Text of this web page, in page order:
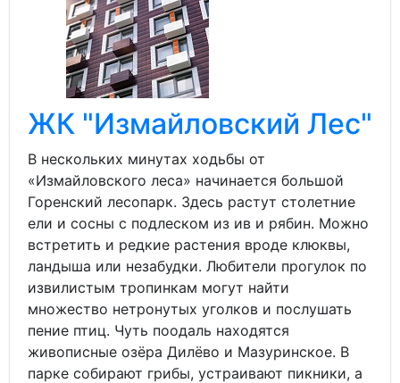
ЖК "Измайловский Лес"
В нескольких минутах ходьбы от
«Измайловского леса» начинается большой
Горенский лесопарк. Здесь растут столетние
ели и сосны с подлеском из ив и рябин. Можно
встретить и редкие растения вроде клюквы,
ландыша или незабудки. Любители прогулок по
извилистым тропинкам могут найти
множество нетронутых уголков и послушать
пение птиц. Чуть поодаль находятся
живописные озёра Дилёво и Мазуринское. В
парке собирают грибы, устраивают пикники, а